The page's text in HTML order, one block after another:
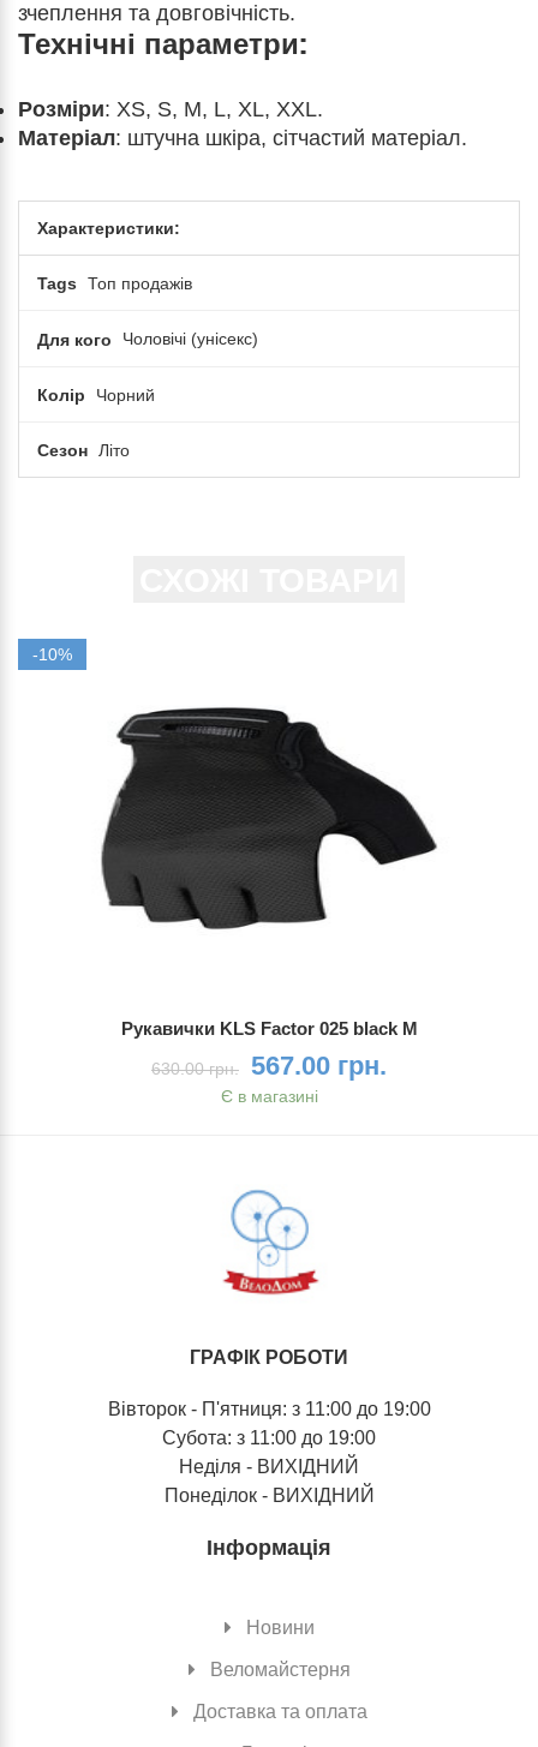
зчеплення та довговічність.
Технічні параметри:
Розміри: XS, S, M, L, XL, XXL.
Матеріал: штучна шкіра, сітчастий матеріал.
Характеристики:
Tags Топ продажів
Для кого Чоловічі (унісекс)
Колір Чорний
Сезон Літо
-10%
Рукавички KLS Factor 025 black M
630.00 грн. 567.00 грн.
Є в магазині
ГРАФІК РОБОТИ
Вівторок - П'ятниця: з 11:00 до 19:00
Субота: з 11:00 до 19:00
Неділя - ВИХІДНИЙ
Понеділок - ВИХІДНИЙ
Інформація
Новини
Веломайстерня
Доставка та оплата